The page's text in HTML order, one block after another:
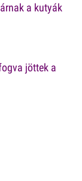
a kutyák
jöttek a